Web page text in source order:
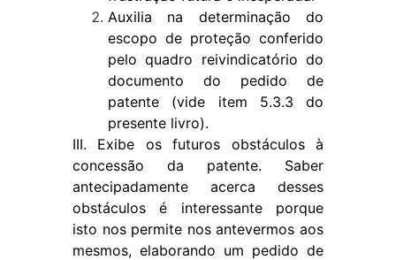
Auxilia na determinação do
escopo de proteção conferido
pelo quadro reivindicatório do
documento do pedido de
patente (vide item 5.3.3 do
presente livro).
III. Exibe os futuros obstáculos à
concessão da patente. Saber
antecipadamente acerca desses
obstáculos é interessante porque
isto nos permite nos antevermos aos
mesmos, elaborando um pedido de